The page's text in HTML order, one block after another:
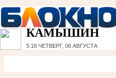
КАМЫШИН
5:18 ЧЕТВЕРГ, 06 АВГУСТА